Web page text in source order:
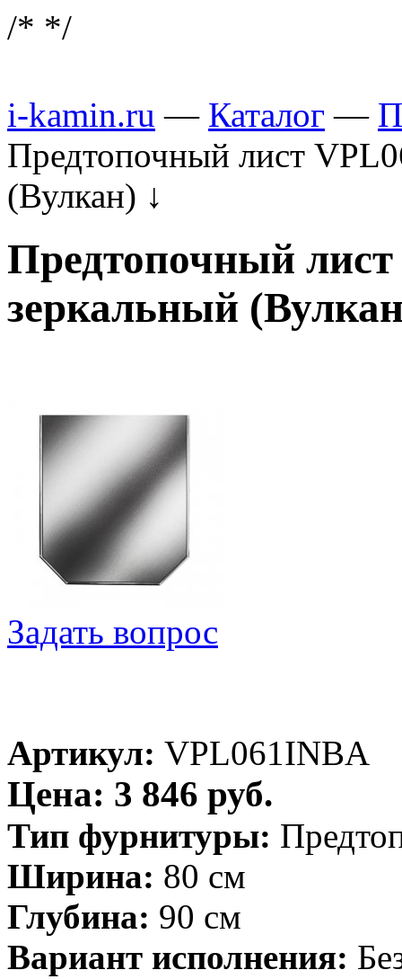
/* */
i-kamin.ru — Каталог —
Предтопочный лист
(Вулкан) ↓
Предтопочный
зеркальный
Задать вопрос
Артикул: VPL061INBA
Цена: 3 846 руб.
Тип фурнитуры:
Ширина: 80 см
Глубина: 90 см
Вариант исполнения: